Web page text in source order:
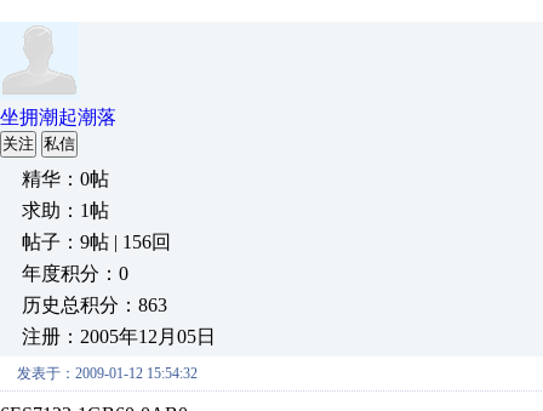
坐拥潮起潮落
关注 私信
精华：0帖
求助：1帖
帖子：9帖 | 156回
年度积分：0
历史总积分：863
注册：2005年12月05日
发表于：2009-01-12 15:54:32